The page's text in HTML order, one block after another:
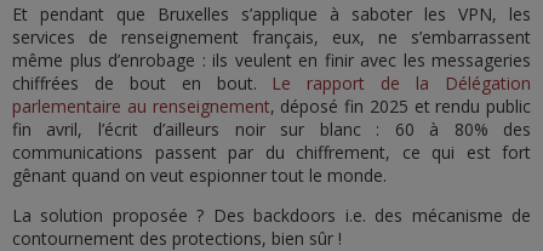
Et pendant que Bruxelles s’applique à saboter les VPN, les
services de renseignement français, eux, ne s’embarrassent
même plus d’enrobage : ils veulent en finir avec les messageries
chiffrées de bout en bout. Le rapport de la Délégation
parlementaire au renseignement, déposé fin 2025 et rendu public
fin avril, l’écrit d’ailleurs noir sur blanc : 60 à 80% des
communications passent par du chiffrement, ce qui est fort
gênant quand on veut espionner tout le monde.
La solution proposée ? Des backdoors i.e. des mécanisme de
contournement des protections, bien sûr !